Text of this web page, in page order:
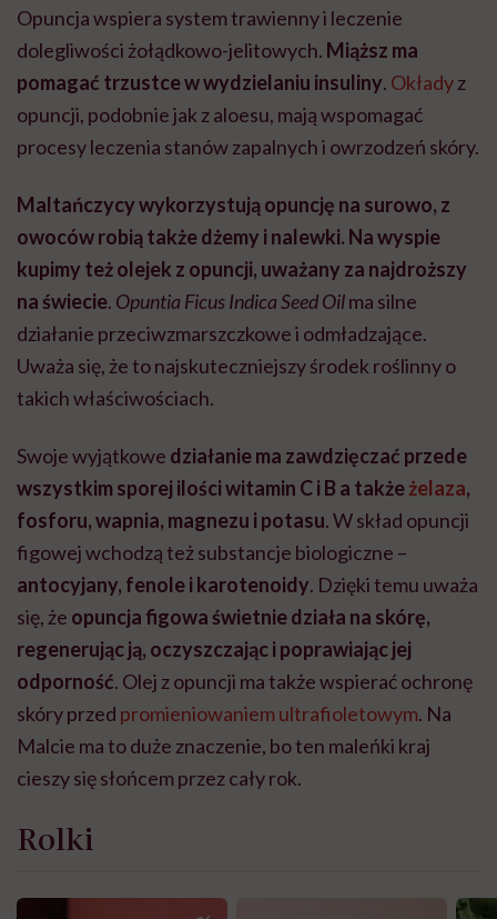
Opuncja wspiera system trawienny i leczenie
dolegliwości żołądkowo-jelitowych. Miąższ ma
pomagać trzustce w wydzielaniu insuliny. Okładyz
opuncji, podobnie jak z aloesu, mają wspomagać
procesy leczenia stanów zapalnych i owrzodzeń skóry.
Maltańczycy wykorzystują opuncję na surowo, z
owoców robią także dżemy i nalewki. Na wyspie
kupimy też olejek z opuncji, uważany za najdroższy
na świecie. Opuntia Ficus Indica Seed Oilma silne
działanie przeciwzmarszczkowe i odmładzające.
Uważa się, że to najskuteczniejszy środek roślinny o
takich właściwościach.
Swoje wyjątkowe działanie ma zawdzięczać przede
wszystkim sporej ilości witamin C i B a takżeżelaza,
fosforu, wapnia, magnezu i potasu. W skład opuncji
figowej wchodzą też substancje biologiczne –
antocyjany, fenole i karotenoidy. Dzięki temu uważa
się, że opuncja figowa świetnie działa na skórę,
regenerując ją, oczyszczając i poprawiając jej
odporność. Olej z opuncji ma także wspierać ochronę
skóry przed promieniowaniem ultrafioletowym. Na
Malcie ma to duże znaczenie, bo ten maleńki kraj
cieszy się słońcem przez cały rok.
Rolki